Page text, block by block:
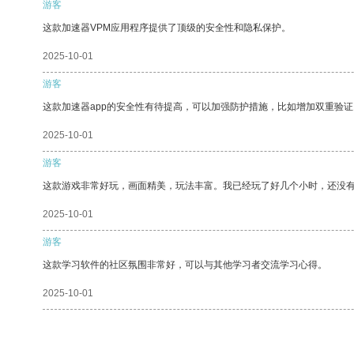
游客
这款加速器VPM应用程序提供了顶级的安全性和隐私保护。
2025-10-01
游客
这款加速器app的安全性有待提高，可以加强防护措施，比如增加双重验证
2025-10-01
游客
这款游戏非常好玩，画面精美，玩法丰富。我已经玩了好几个小时，还没有
2025-10-01
游客
这款学习软件的社区氛围非常好，可以与其他学习者交流学习心得。
2025-10-01